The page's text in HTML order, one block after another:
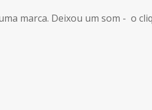
marca. Deixou um som - o